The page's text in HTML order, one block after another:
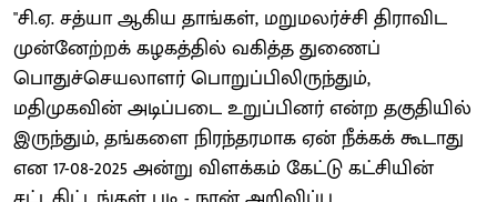
"சி.ஏ. சத்யா ஆகிய தாங்கள், மறுமலர்ச்சி திராவிட
முன்னேற்றக் கழகத்தில் வகித்த துணைப்
பொதுச்செயலாளர் பொறுப்பிலிருந்தும்,
மதிமுகவின் அடிப்படை உறுப்பினர் என்ற தகுதியில்
இருந்தும், தங்களை நிரந்தரமாக ஏன் நீக்கக் கூடாது
என 17-08-2025 அன்று விளக்கம் கேட்டு கட்சியின்